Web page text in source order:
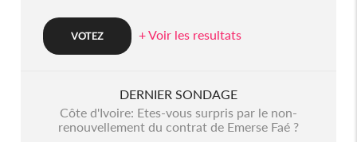
+ Voir les resultats
DERNIER SONDAGE
Côte d'Ivoire: Etes-vous surpris par le non-
renouvellement du contrat de Emerse Faé ?